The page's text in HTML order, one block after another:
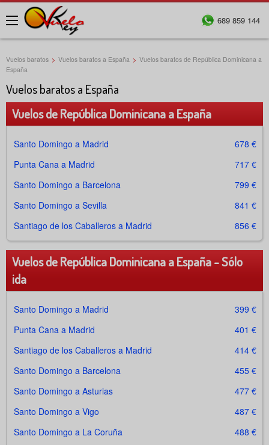
Menú 689 859 144
Vuelos baratos > Vuelos baratos a España > Vuelos baratos de República Dominicana a
España
Vuelos baratos a España
Vuelos de República Dominicana a España
Santo Domingo a Madrid
678 €
Punta Cana a Madrid
717 €
Santo Domingo a Barcelona
799 €
Santo Domingo a Sevilla
841 €
Santiago de los Caballeros a Madrid
856 €
Vuelos de República Dominicana a España - Sólo
ida
Santo Domingo a Madrid
399 €
Punta Cana a Madrid
401 €
Santiago de los Caballeros a Madrid
414 €
Santo Domingo a Barcelona
455 €
Santo Domingo a Asturias
477 €
Santo Domingo a Vigo
487 €
Santo Domingo a La Coruña
488 €